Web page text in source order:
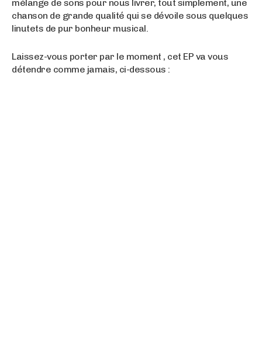
mélange de sons pour nous livrer, tout simplement, une
chanson de grande qualité qui se dévoile sous quelques
linutets de pur bonheur musical.
Laissez-vous porter par le moment , cet EP va vous
détendre comme jamais, ci-dessous :